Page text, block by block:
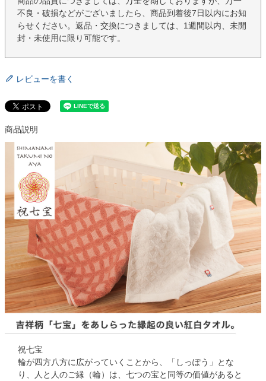
不良・破損などがございましたら、商品到着後7日以内にお知
らせください。返品・交換につきましては、1週間以内、未開
封・未使用に限り可能です。
レビューを書く
商品説明
祝七宝
輪が四方八方に広がっていくことから、「しっぽう」とな
り、人と人のご縁（輪）は、七つの宝と同等の価値があると